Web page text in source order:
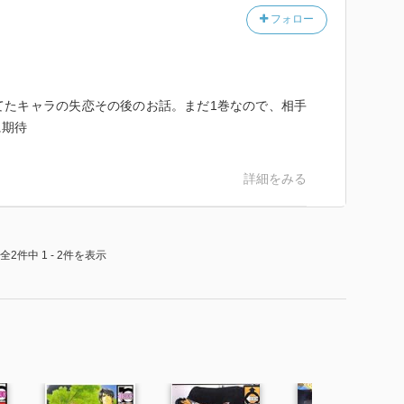
フォロー
キャラの失恋その後のお話。まだ1巻なので、相手
待
詳細をみる
全2件中 1 - 2件を表示